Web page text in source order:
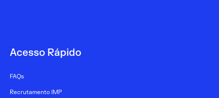
Acesso Rápido
FAQs
Recrutamento IMP